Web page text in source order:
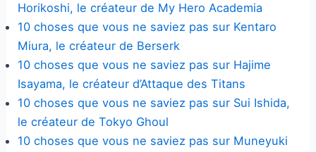
Horikoshi, le créateur de My Hero Academia
10 choses que vous ne saviez pas sur Kentaro
Miura, le créateur de Berserk
10 choses que vous ne saviez pas sur Hajime
Isayama, le créateur d’Attaque des Titans
10 choses que vous ne saviez pas sur Sui Ishida,
le créateur de Tokyo Ghoul
10 choses que vous ne saviez pas sur Muneyuki